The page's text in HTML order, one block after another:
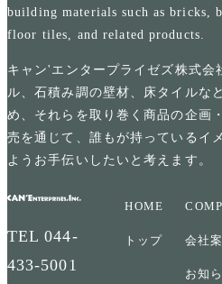
building materials such as bricks,
floor tiles, and related products.
キャン'エンタープライゼズ株式会
ル、石積み調の壁材、床タイルな
め、それらを取り巻く商品の企画
売を通じて、誰もが持っているイ
ようお手伝いしたいと考えます。
TEL044-
433-5001
HOME
トップ 会社
お知